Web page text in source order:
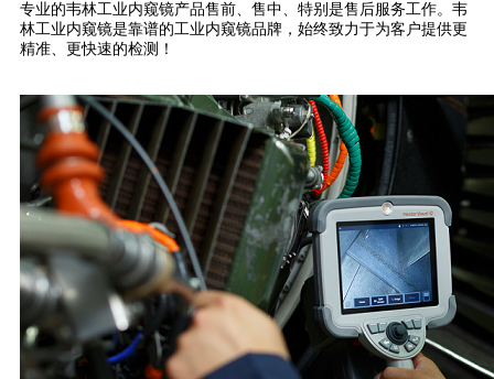
专业的韦林工业内窥镜产品售前、售中、特别是售后服务工作。韦
林工业内窥镜是靠谱的工业内窥镜品牌，始终致力于为客户提供更
精准、更快速的检测！